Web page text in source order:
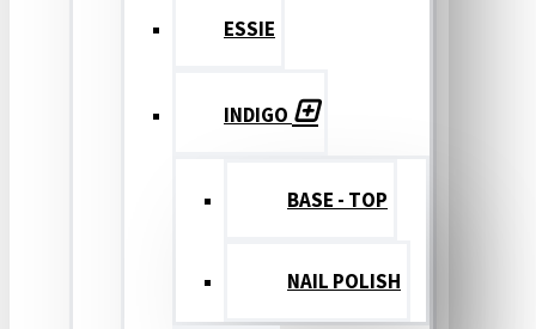
ESSIE
INDIGO
BASE - TOP
NAIL POLISH